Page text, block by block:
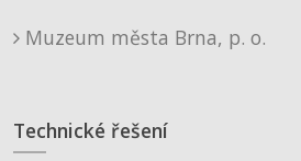
Muzeum města Brna, p. o.
Technické řešení